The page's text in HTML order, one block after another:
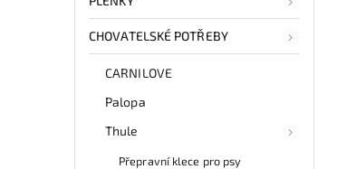
CHOVATELSKÉ POTŘEBY
CARNILOVE
Palopa
Thule
Přepravní klece pro psy